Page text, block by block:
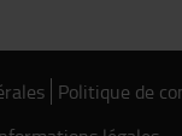
Politique de